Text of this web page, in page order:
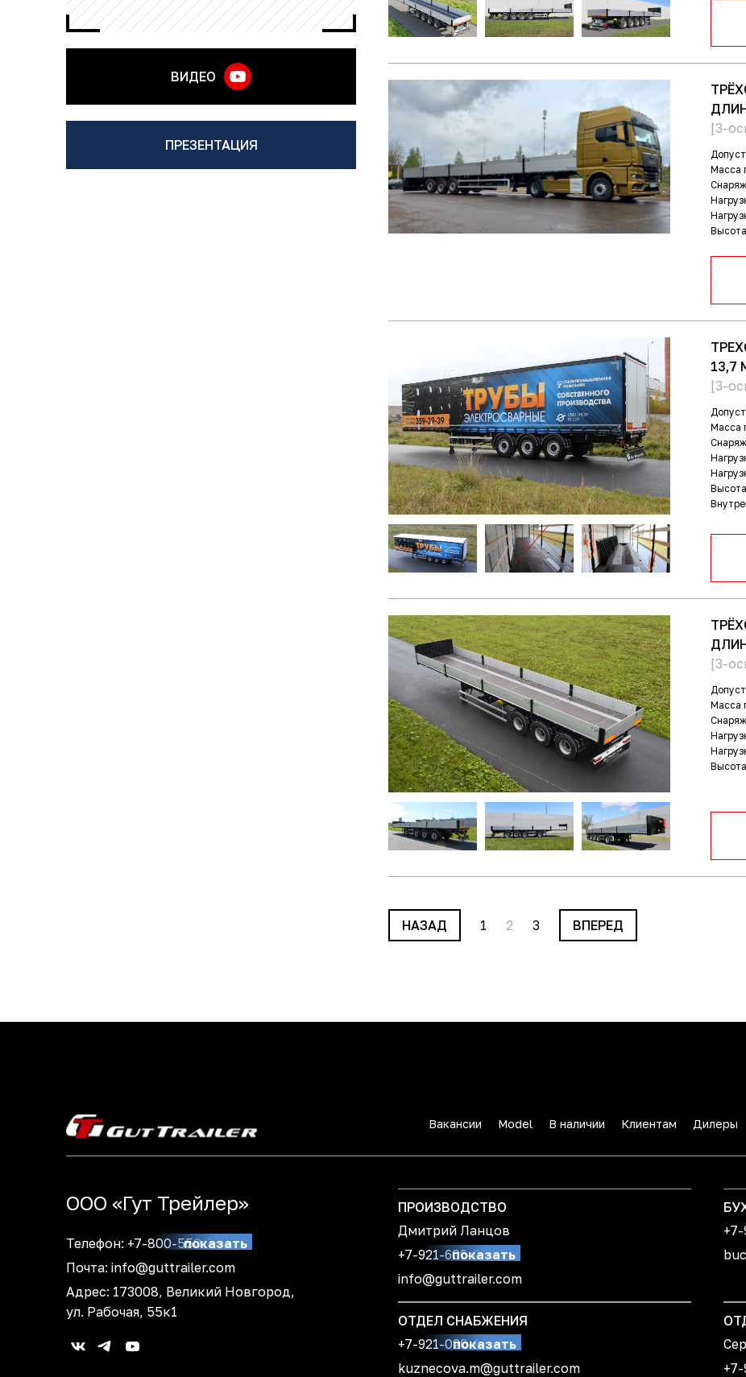
ВИДЕО
ПРЕЗЕНТАЦИЯ
[3-
Масса
13,7
[3-
Масса
[3-
Масса
НАЗАД 1 2 3 ВПЕРЕД
Вакансии Model В наличии Клиентам Дилеры
ООО «Гут Трейлер»
Телефон: +7-800-550-39-91
показать
Почта: info@guttrailer.com
Адрес: 173008, Великий Новгород,
ул. Рабочая, 55к1
ПРОИЗВОДСТВО
Дмитрий Ланцов
+7-921-606-08-99
показать
info@guttrailer.com
ОТДЕЛ СНАБЖЕНИЯ
+7-921-020-89-30
показать
kuznecova.m@guttrailer.com